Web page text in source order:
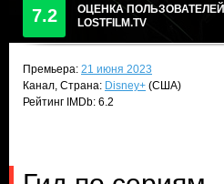
7.2
ОЦЕНКА ПОЛЬЗОВАТЕЛЕЙ
LOSTFILM.TV
Премьера: 21 июня 2023
Канал, Страна: Disney+ (США)
Рейтинг IMDb: 6.2